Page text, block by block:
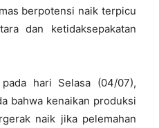
berpotensi naik terpicu
dan ketidaksepakatan
hari Selasa (04/07),
bahwa kenaikan produksi
naik jika pelemahan